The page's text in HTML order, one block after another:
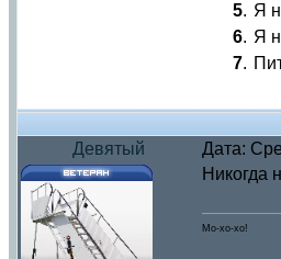
5. Я
6. Я
7.
Девятый Дата:
Никогда
Мо-хо-хо!